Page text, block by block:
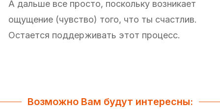
А дальше все просто, поскольку возникает
ощущение (чувство) того, что ты счастлив.
Остается поддерживать этот процесс.
Возможно Вам будут интересны: